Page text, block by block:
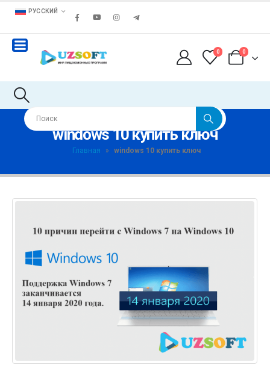
РУССКИЙ
0 0
windows 10 купить ключ
Главная » windows 10 купить ключ